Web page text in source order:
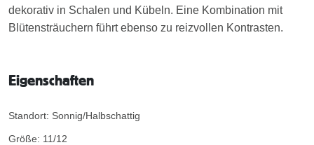
dekorativ in Schalen und Kübeln. Eine Kombination mit
Blütensträuchern führt ebenso zu reizvollen Kontrasten.
Eigenschaften
Standort: Sonnig/Halbschattig
Größe: 11/12